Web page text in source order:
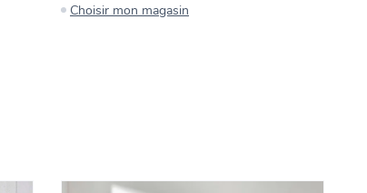
Choisir mon magasin